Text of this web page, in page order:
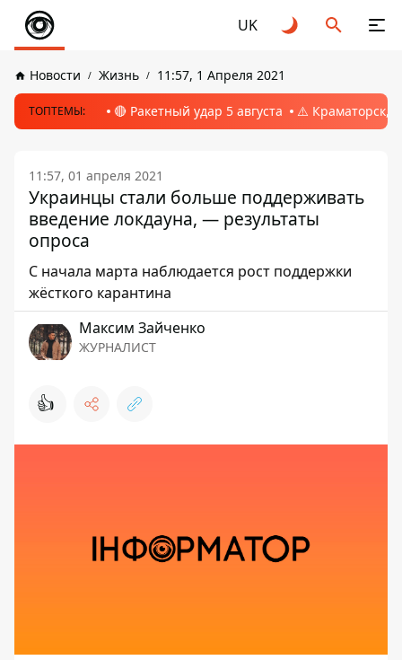
UK
Новости Жизнь 11:57, 1 Апреля 2021
ТОПТЕМЫ: 🔴 Ракетный удар 5 августа ⚠️ Краматорск,
11:57, 01 апреля 2021
Украинцы стали больше поддерживать
введение локдауна, — результаты
опроса
С начала марта наблюдается рост поддержки
жёсткого карантина
Максим Зайченко
ЖУРНАЛИСТ
👍